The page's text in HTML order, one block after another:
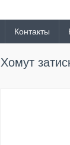
Контакты
Хомут